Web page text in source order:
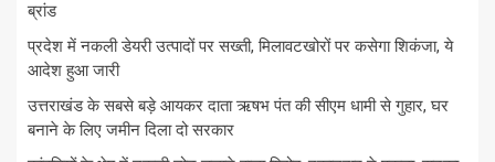
ब्रांड
प्रदेश में नकली डेयरी उत्पादों पर सख्ती, मिलावटखोरों पर कसेगा शिकंजा, ये
आदेश हुआ जारी
उत्तराखंड के सबसे बड़े आयकर दाता ऋषभ पंत की सीएम धामी से गुहार, घर
बनाने के लिए जमीन दिला दो सरकार